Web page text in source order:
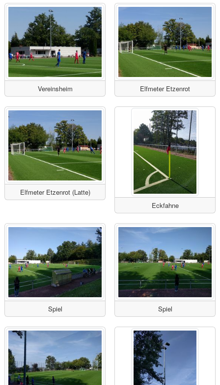
Vereinsheim Elfmeter Etzenrot
Elfmeter Etzenrot (Latte)
Eckfahne
Spiel Spiel